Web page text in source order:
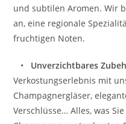
und subtilen Aromen. Wir
an, eine regionale
fruchtigen Noten.
• Unverzichtbares
Verkostungserlebnis mit
Champagnergläser,
Verschlüsse… Alles, was